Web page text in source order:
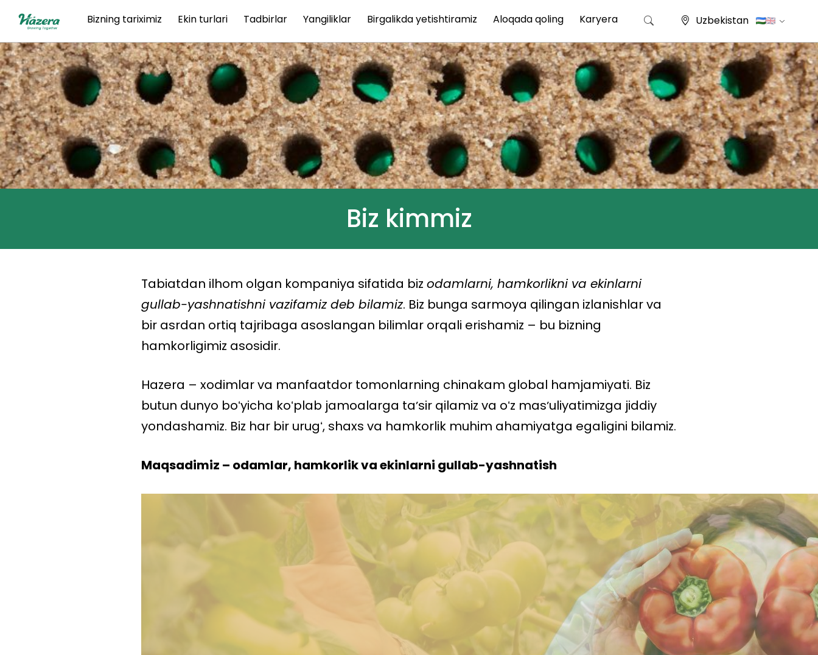
o‘ting
Bizning tariximiz Ekin turlari Tadbirlar Yangiliklar Birgalikda yetishtiramiz Aloqada qoling Karyera Uzbekistan
Qidirshish:
Biz kimmiz
Tabiatdan ilhom olgan kompaniya sifatida biz odamlarni, hamkorlikni va ekinlarni
gullab-yashnatishni vazifamiz deb bilamiz. Biz bunga sarmoya qilingan izlanishlar va
bir asrdan ortiq tajribaga asoslangan bilimlar orqali erishamiz – bu bizning
hamkorligimiz asosidir.
Hazera – xodimlar va manfaatdor tomonlarning chinakam global hamjamiyati. Biz
butun dunyo boʻyicha koʻplab jamoalarga taʼsir qilamiz va oʻz masʼuliyatimizga jiddiy
yondashamiz. Biz har bir urugʻ, shaxs va hamkorlik muhim ahamiyatga egaligini bilamiz.
Maqsadimiz – odamlar, hamkorlik va ekinlarni gullab-yashnatish